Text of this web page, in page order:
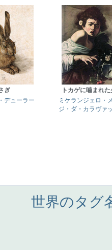
ぎ
デューラー
トカゲに噛まれ
ミケランジェロ・
ジ・ダ・カラヴァ
世界のタグ